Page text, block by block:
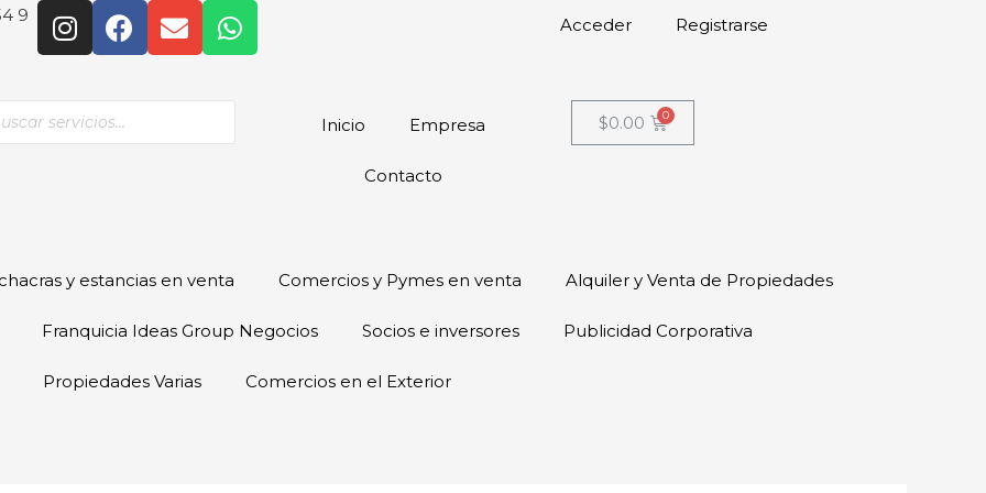
9 Acceder Registrarse
Inicio Empresa
Contacto
$0.00
y estancias en venta Comercios y Pymes en venta Alquiler y Venta de Propiedades
Franquicia Ideas Group Negocios Socios e inversores Publicidad Corporativa
Propiedades Varias Comercios en el Exterior